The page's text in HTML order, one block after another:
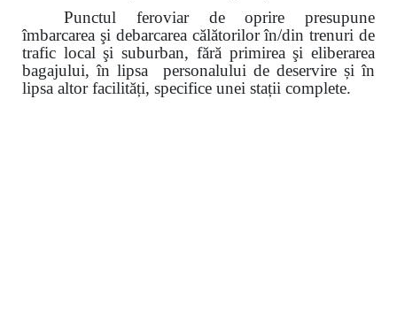
Punctul feroviar de oprire presupune
îmbarcarea şi debarcarea călătorilor în/din trenuri de
trafic local şi suburban, fără primirea şi eliberarea
bagajului, în lipsa personalului de deservire și în
lipsa altor facilități, specifice unei stații complete.